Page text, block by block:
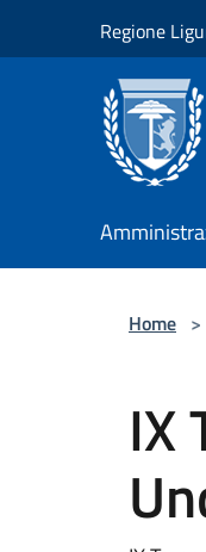
Regione
Home >
IX